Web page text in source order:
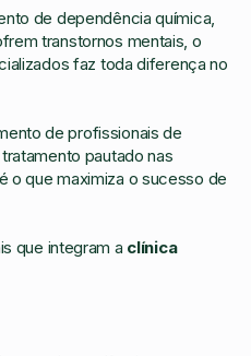
de dependência química,
transtornos mentais, o
faz toda diferença no
de profissionais de
pautado nas
o que maximiza o sucesso de
que integram a clínica